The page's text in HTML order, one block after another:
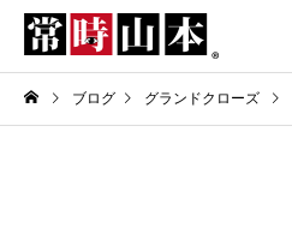
ブログ グランドクローズ